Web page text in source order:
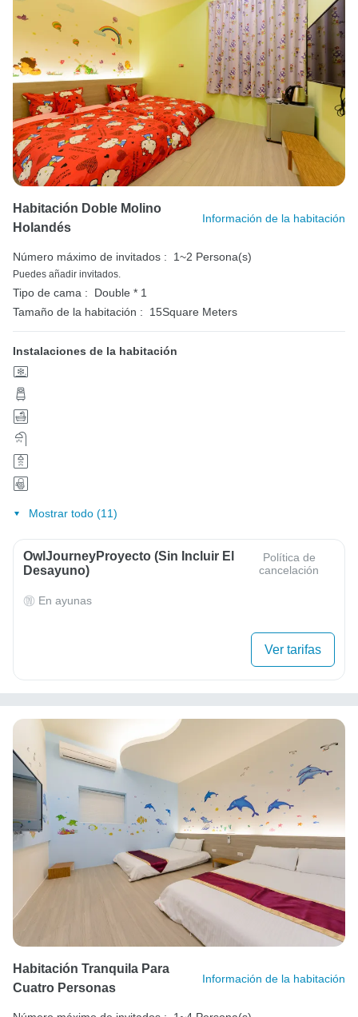
Habitación Doble Molino
Holandés
Información de la habitación
Número máximo de invitados : 1~2 Persona(s)
Puedes añadir invitados.
Tipo de cama :
Double * 1
Tamaño de la habitación :
15Square Meters
Instalaciones de la habitación
Mostrar todo (11)
OwlJourneyProyecto (sin Incluir El
Desayuno)
Política de
cancelación
En ayunas
Ver tarifas
Habitación Tranquila Para
Cuatro Personas
Información de la habitación